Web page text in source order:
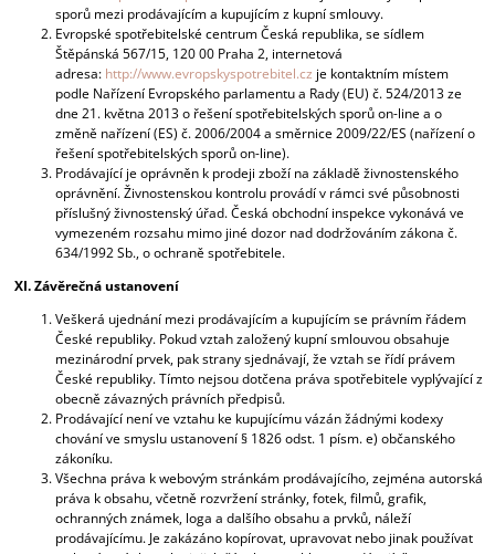
sporů mezi prodávajícím a kupujícím z kupní smlouvy.
Evropské spotřebitelské centrum Česká republika, se sídlem
Štěpánská 567/15, 120 00 Praha 2, internetová
adresa: http://www.evropskyspotrebitel.cz je kontaktním místem
podle Nařízení Evropského parlamentu a Rady (EU) č. 524/2013 ze
dne 21. května 2013 o řešení spotřebitelských sporů on-line a o
změně nařízení (ES) č. 2006/2004 a směrnice 2009/22/ES (nařízení o
řešení spotřebitelských sporů on-line).
Prodávající je oprávněn k prodeji zboží na základě živnostenského
oprávnění. Živnostenskou kontrolu provádí v rámci své působnosti
příslušný živnostenský úřad. Česká obchodní inspekce vykonává ve
vymezeném rozsahu mimo jiné dozor nad dodržováním zákona č.
634/1992 Sb., o ochraně spotřebitele.
XI. Závěrečná ustanovení
Veškerá ujednání mezi prodávajícím a kupujícím se právním řádem
České republiky. Pokud vztah založený kupní smlouvou obsahuje
mezinárodní prvek, pak strany sjednávají, že vztah se řídí právem
České republiky. Tímto nejsou dotčena práva spotřebitele vyplývající z
obecně závazných právních předpisů.
Prodávající není ve vztahu ke kupujícímu vázán žádnými kodexy
chování ve smyslu ustanovení § 1826 odst. 1 písm. e) občanského
zákoníku.
Všechna práva k webovým stránkám prodávajícího, zejména autorská
práva k obsahu, včetně rozvržení stránky, fotek, filmů, grafik,
ochranných známek, loga a dalšího obsahu a prvků, náleží
prodávajícímu. Je zakázáno kopírovat, upravovat nebo jinak používat